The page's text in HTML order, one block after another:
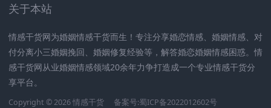
关于本站
情感干货网为婚姻情感干货而生！专注分享婚恋情感、婚姻情感、对
付分离小三婚姻挽回、婚姻修复经验等，解答婚恋婚姻情感困惑。情
感干货网从业婚姻情感领域20余年力争打造成一个专业情感干货分
享平台。
Copyright © 2026 情感干货 备案号:蜀ICP备2022012602号